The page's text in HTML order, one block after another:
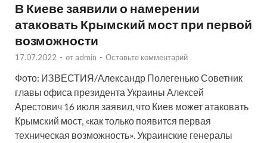
В Киеве заявили о намерении
атаковать Крымский мост при первой
возможности
17.07.2022 - от admin - Оставьте комментарий
Фото: ИЗВЕСТИЯ/Александр Полегенько Советник
главы офиса президента Украины Алексей
Арестович 16 июля заявил, что Киев может атаковать
Крымский мост, «как только появится первая
техническая возможность». Украинские генералы